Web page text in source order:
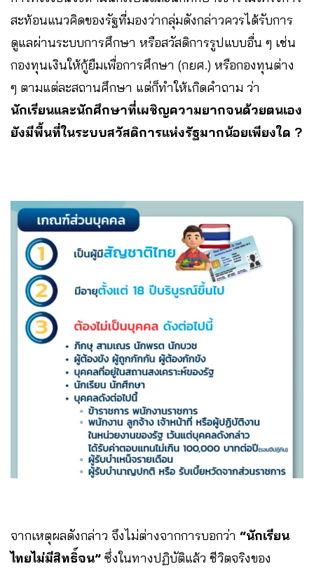
สะท้อนแนวคิดของรัฐที่มองว่ากลุ่มดังกล่าวควรได้รับการ
ดูแลผ่านระบบการศึกษา หรือสวัสดิการรูปแบบอื่น ๆ เช่น
กองทุนเงินให้กู้ยืมเพื่อการศึกษา (กยศ.) หรือกองทุนต่าง
ๆ ตามแต่ละสถานศึกษา แต่ก็ทำให้เกิดคำถาม ว่า
นักเรียนและนักศึกษาที่เผชิญความยากจนด้วยตนเอง
ยังมีพื้นที่ในระบบสวัสดิการแห่งรัฐมากน้อยเพียงใด ?
จากเหตุผลดังกล่าว จึงไม่ต่างจากการบอกว่า “นักเรียน
ไทยไม่มีสิทธิ์จน” ซึ่งในทางปฏิบัติแล้ว ชีวิตจริงของ